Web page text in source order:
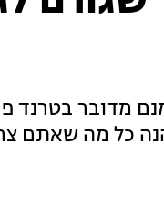
מדובר בטרנד
כל מה שאתם